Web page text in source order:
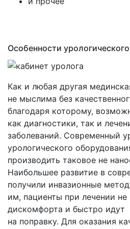
Ингаляторы Альбедо
Фототерапевтические
Прочее
Особенности
Как и любая другая
не мыслима без
благодаря которому,
как диагностики, так и
заболеваний. Современный
урологического
производить таковое не
Наибольшее развитие в
получили инвазионные
им, пациенты при лечении не
дискомфорта и быстро идут
на поправку. Для оказания